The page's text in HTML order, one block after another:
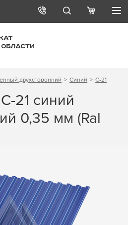
двухсторонний Синий С-21
21 синий
0,35 мм (Ral